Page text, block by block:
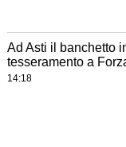
Ad Asti il banchetto
tesseramento a
14:18